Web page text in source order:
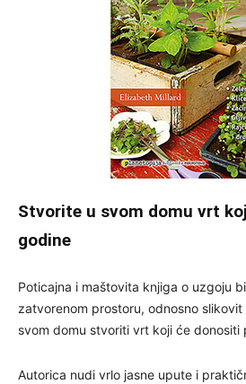
Stvorite u svom domu vrt
godine
Poticajna i maštovita knjiga o uzgoju
zatvorenom prostoru, odnosno
svom domu stvoriti vrt koji će donositi
Autorica nudi vrlo jasne upute i